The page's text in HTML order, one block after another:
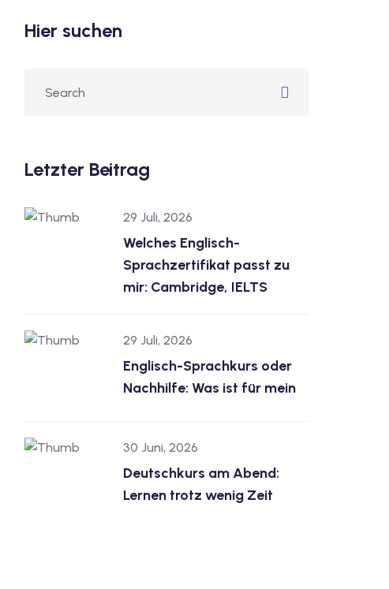
Hier suchen
Letzter Beitrag
29 Juli, 2026
Welches Englisch-
Sprachzertifikat passt zu
mir: Cambridge, IELTS
29 Juli, 2026
Englisch-Sprachkurs oder
Nachhilfe: Was ist für mein
30 Juni, 2026
Deutschkurs am Abend:
Lernen trotz wenig Zeit